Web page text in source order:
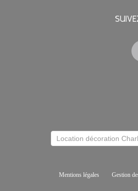
Location décoration
Mentions légales Gestion